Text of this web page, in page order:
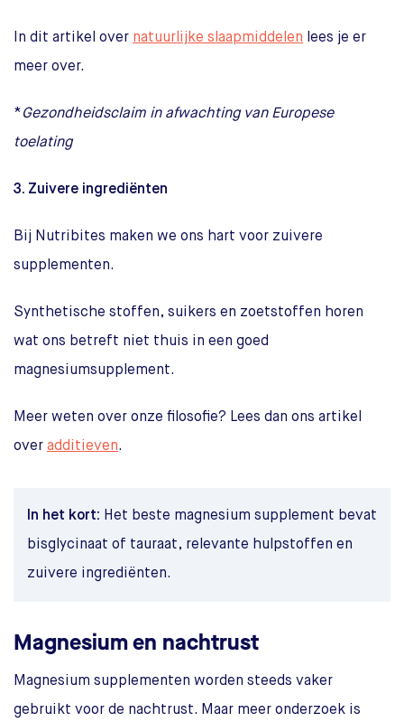
In dit artikel over natuurlijke slaapmiddelen lees je er
meer over.
*Gezondheidsclaim in afwachting van Europese
toelating
3. Zuivere ingrediënten
Bij Nutribites maken we ons hart voor zuivere
supplementen.
Synthetische stoffen, suikers en zoetstoffen horen
wat ons betreft niet thuis in een goed
magnesiumsupplement.
Meer weten over onze filosofie? Lees dan ons artikel
over additieven.
In het kort: Het beste magnesium supplement bevat
bisglycinaat of tauraat, relevante hulpstoffen en
zuivere ingrediënten.
Magnesium en nachtrust
Magnesium supplementen worden steeds vaker
gebruikt voor de nachtrust. Maar meer onderzoek is